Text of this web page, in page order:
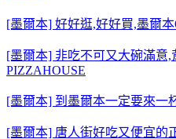
[墨爾本] 好好逛,好好買,墨爾本
[墨爾本] 非吃不可又大碗滿意,
PIZZAHOUSE
[墨爾本] 到墨爾本一定要來
[墨爾本] 唐人街好吃又便宜的